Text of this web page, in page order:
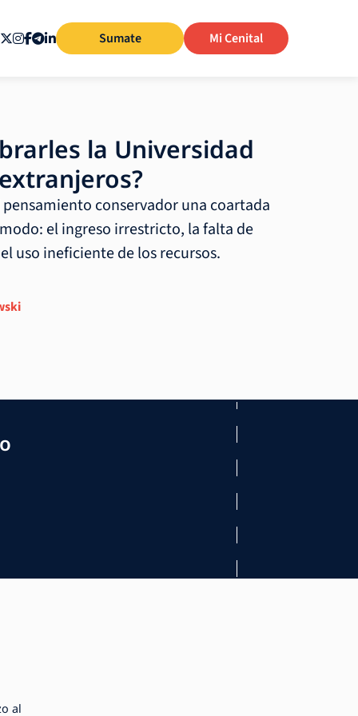
Sumate Mi Cenital
la Universidad
conservador una coartada
el ingreso irrestricto, la falta de
uso ineficiente de los recursos.
al